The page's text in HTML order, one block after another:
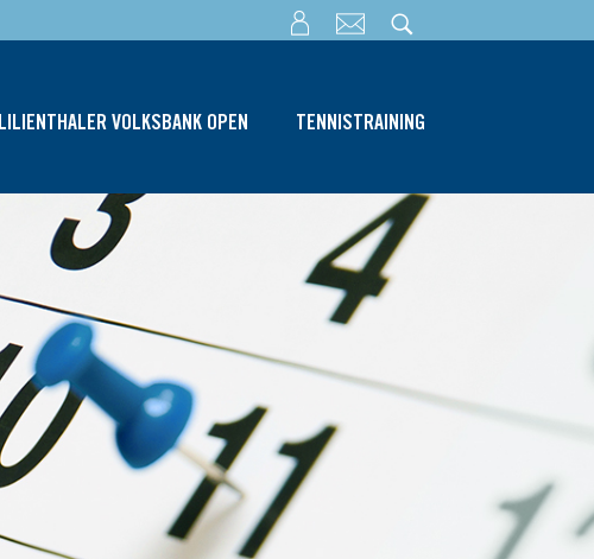
LILIENTHALER VOLKSBANK OPEN TENNISTRAINING